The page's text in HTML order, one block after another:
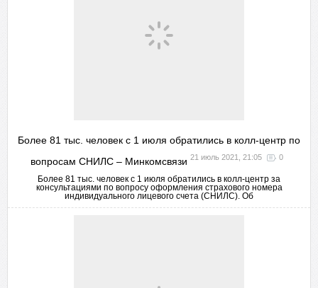
Более 81 тыс. человек с 1 июля обратились в колл-центр по
вопросам СНИЛС – Минкомсвязи 21 июль 2021, 21:05 0
Более 81 тыс. человек с 1 июля обратились в колл-центр за
консультациями по вопросу оформления страхового номера
индивидуального лицевого счета (СНИЛС). Об